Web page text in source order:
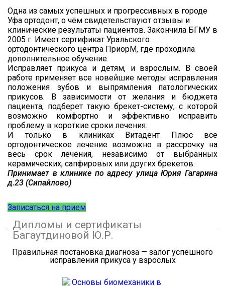
Одна из самых успешных и прогрессивных в городе
Уфа ортодонт, о чём свидетельствуют отзывы и
клинические результаты пациентов. Закончила БГМУ в
2005 г. Имеет сертификат Уральского
ортодонтического центра ПриорМ, где проходила
дополнительное обучение.
Исправляет прикуса и детям, и взрослым. В своей
работе применяет все новейшие методы исправления
положения зубов и выпрямления патологических
прикусов. В зависимости от желания и бюджета
пациента, подберет такую брекет-систему, с которой
возможно комфортно и эффективно исправить
проблему в короткие сроки лечения.
И только в клиниках Витадент Плюс всё
ортодонтическое лечение возможно в рассрочку на
весь срок лечения, независимо от выбранных
керамических, сапфировых или других брекетов.
Принимает в клинике по адресу улица Юрия Гагарина
д.23 (Сипайлово)
Записаться на прием
Дипломы и сертификаты
Багаутдиновой Ю.Р.
Правильная постановка диагноза — залог успешного
исправления прикуса у взрослых